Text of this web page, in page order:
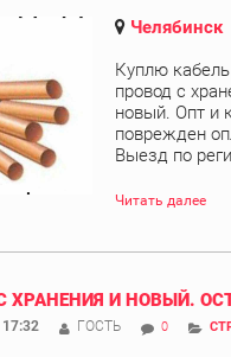
Челябинск
Куплю
провод с
новый. Опт и
поврежден
Выезд по
Читать далее
ХРАНЕНИЯ И НОВЫЙ.
ГОСТЬ 0